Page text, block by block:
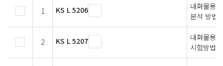
1 KS L 5206
내화물용
분석 방법
2 KS L 5207
내화물용
시험방법